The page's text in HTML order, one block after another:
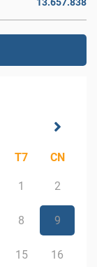
T7 CN
1 2
8 9
15 16